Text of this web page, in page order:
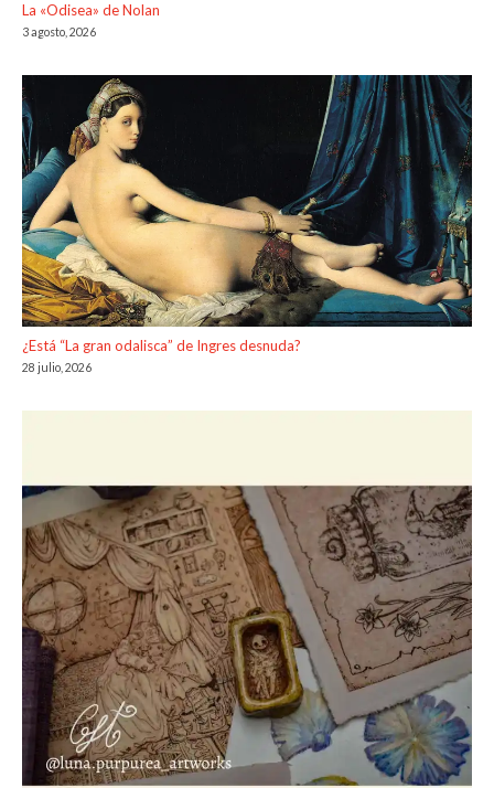
La «Odisea» de Nolan
3 agosto, 2026
¿Está “La gran odalisca” de Ingres desnuda?
28 julio, 2026